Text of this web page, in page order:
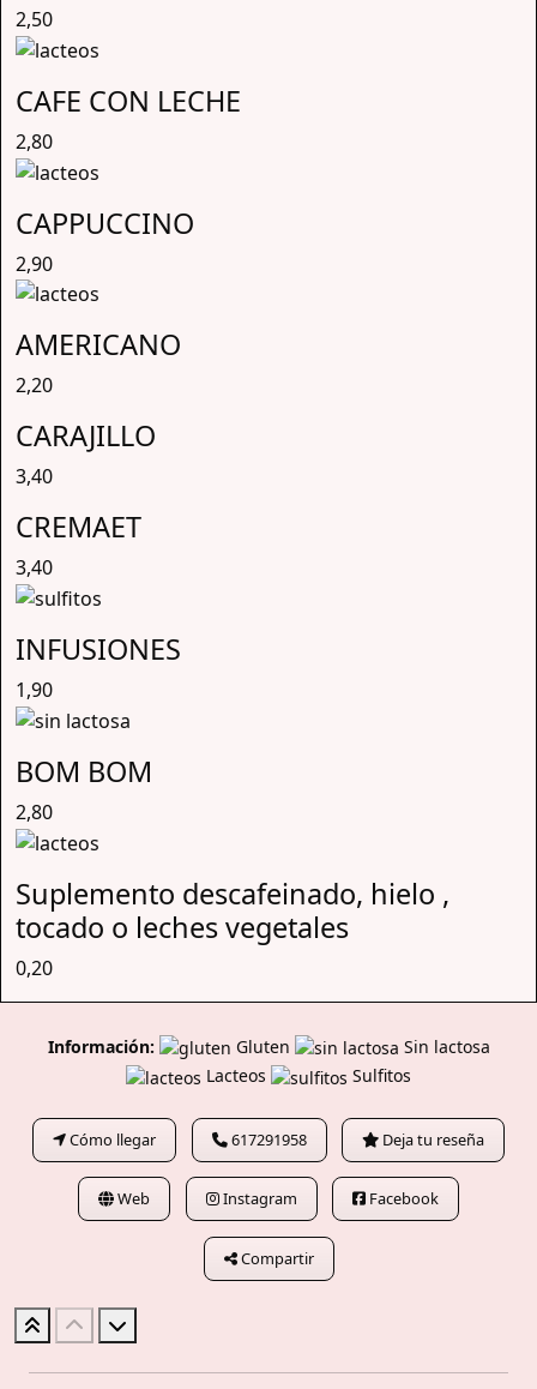
2,50
CAFE CON LECHE
2,80
CAPPUCCINO
2,90
AMERICANO
2,20
CARAJILLO
3,40
CREMAET
3,40
INFUSIONES
1,90
BOM BOM
2,80
Suplemento descafeinado, hielo ,
tocado o leches vegetales
0,20
Información: Gluten
Sin lactosa
Lacteos
Sulfitos
Cómo llegar 617291958 Deja tu reseña
Web Instagram Facebook
Compartir